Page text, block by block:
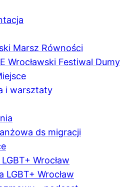
Marsz Równości
Wrocławski Festiwal Dumy
i warsztaty
ds migracji
Wrocław
LGBT+ Wrocław